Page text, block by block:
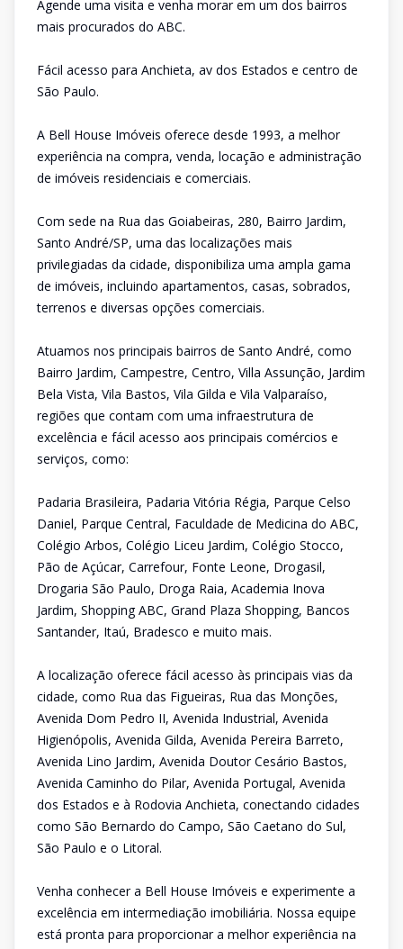
Agende uma visita e venha morar em um dos bairros
mais procurados do ABC.
Fácil acesso para Anchieta, av dos Estados e centro de
São Paulo.
A Bell House Imóveis oferece desde 1993, a melhor
experiência na compra, venda, locação e administração
de imóveis residenciais e comerciais.
Com sede na Rua das Goiabeiras, 280, Bairro Jardim,
Santo André/SP, uma das localizações mais
privilegiadas da cidade, disponibiliza uma ampla gama
de imóveis, incluindo apartamentos, casas, sobrados,
terrenos e diversas opções comerciais.
Atuamos nos principais bairros de Santo André, como
Bairro Jardim, Campestre, Centro, Villa Assunção, Jardim
Bela Vista, Vila Bastos, Vila Gilda e Vila Valparaíso,
regiões que contam com uma infraestrutura de
excelência e fácil acesso aos principais comércios e
serviços, como:
Padaria Brasileira, Padaria Vitória Régia, Parque Celso
Daniel, Parque Central, Faculdade de Medicina do ABC,
Colégio Arbos, Colégio Liceu Jardim, Colégio Stocco,
Pão de Açúcar, Carrefour, Fonte Leone, Drogasil,
Drogaria São Paulo, Droga Raia, Academia Inova
Jardim, Shopping ABC, Grand Plaza Shopping, Bancos
Santander, Itaú, Bradesco e muito mais.
A localização oferece fácil acesso às principais vias da
cidade, como Rua das Figueiras, Rua das Monções,
Avenida Dom Pedro II, Avenida Industrial, Avenida
Higienópolis, Avenida Gilda, Avenida Pereira Barreto,
Avenida Lino Jardim, Avenida Doutor Cesário Bastos,
Avenida Caminho do Pilar, Avenida Portugal, Avenida
dos Estados e à Rodovia Anchieta, conectando cidades
como São Bernardo do Campo, São Caetano do Sul,
São Paulo e o Litoral.
Venha conhecer a Bell House Imóveis e experimente a
excelência em intermediação imobiliária. Nossa equipe
está pronta para proporcionar a melhor experiência na